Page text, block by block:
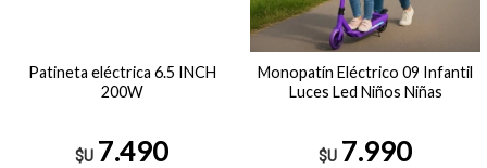
Patineta eléctrica 6.5 INCH
200W
$U 7.490
Monopatín Eléctrico 09 Infantil
Luces Led Niños Niñas
$U 7.990